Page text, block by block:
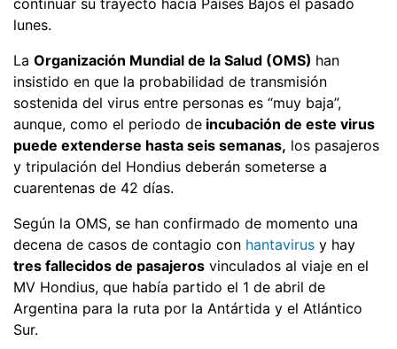
lunes.
La Organización Mundial de la Salud (OMS) han
insistido en que la probabilidad de transmisión
sostenida del virus entre personas es “muy baja”,
aunque, como el periodo de incubación de este virus
puede extenderse hasta seis semanas, los pasajeros
y tripulación del Hondius deberán someterse a
cuarentenas de 42 días.
Según la OMS, se han confirmado de momento una
decena de casos de contagio con hantavirus y hay
tres fallecidos de pasajeros vinculados al viaje en el
MV Hondius, que había partido el 1 de abril de
Argentina para la ruta por la Antártida y el Atlántico
Sur.